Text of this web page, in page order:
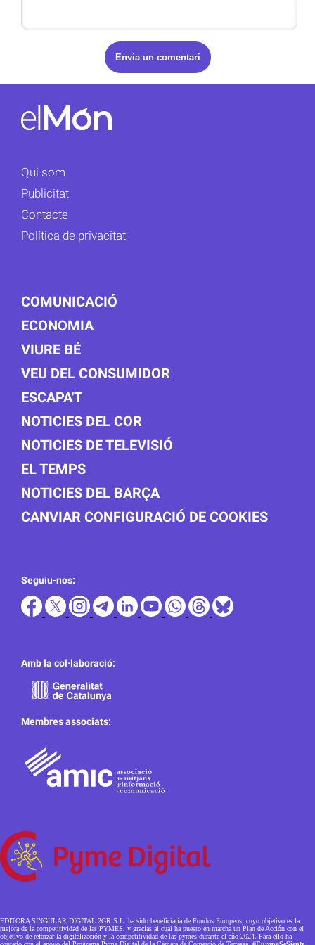
Qui som
Publicitat
Contacte
Política de privacitat
COMUNICACIÓ
ECONOMIA
VIURE BÉ
VEU DEL CONSUMIDOR
ESCAPA'T
NOTICIES DEL COR
NOTICIES DE TELEVISIÓ
EL TEMPS
NOTICIES DEL BARÇA
CANVIAR CONFIGURACIÓ DE COOKIES
Seguiu-nos:
Amb la col·laboració:
Membres associats:
EDITORA SINGULAR DIGITAL 2GR S.L. ha sido beneficiaria de Fondos Europeos, cuyo objetivo es la
mejora de la competitividad de las PYMES, y gracias al cual ha puesto en marcha un Plan de Acción con el
objetivo de reforzar la digitalización y la competitividad de las pymes durante el año 2024. Para ello ha